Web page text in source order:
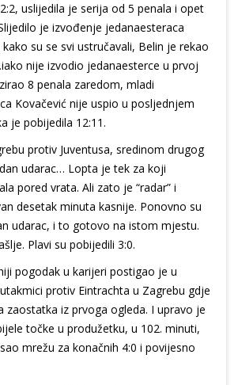
uslijedila je serija od 5 penala i opet
je izvođenje jedanaesteraca
kako su se svi ustručavali, Belin je rekao
nije izvodio jedanaesterce u prvoj
8 penala zaredom, mladi
Kovačević nije uspio u posljednjem
je pobijedila 12:11.
protiv Juventusa, sredinom drugog
udarac… Lopta je tek za koji
pored vrata. Ali zato je “radar” i
desetak minuta kasnije. Ponovno su
udarac, i to gotovo na istom mjestu.
Plavi su pobijedili 3:0.
pogodak u karijeri postigao je u
protiv Eintrachta u Zagrebu gdje
zaostatka iz prvoga ogleda. I upravo je
točke u produžetku, u 102. minuti,
mrežu za konačnih 4:0 i povijesno